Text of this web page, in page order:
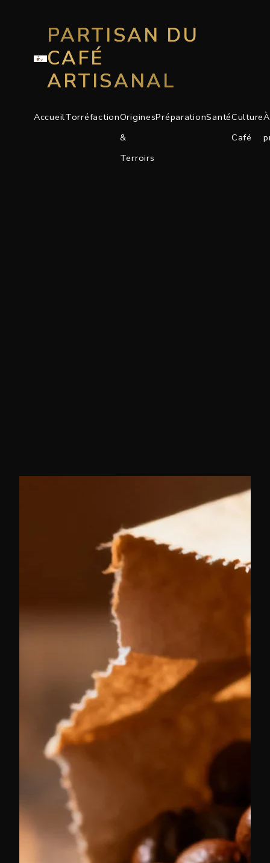
PARTISAN DU
CAFÉ
ARTISANAL
AccueilTorréfactionOrigines
&
Terroirs
PréparationSantéCulture
Café
À